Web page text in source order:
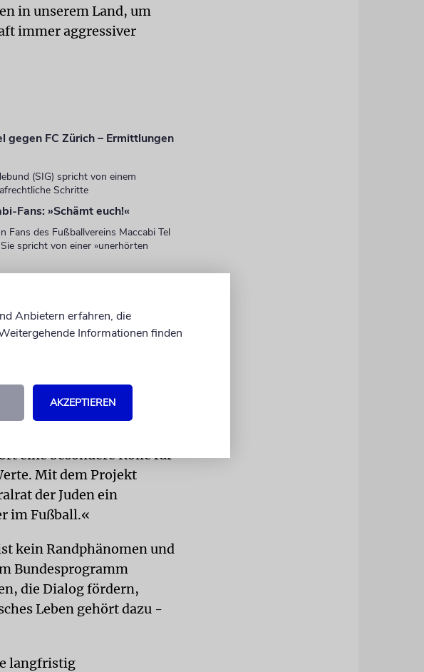
in unserem Land, um
immer aggressiver
gegen FC Zürich – Ermittlungen
(SIG) spricht von einem
Schritte
Fans: »Schämt euch!«
Fans des Fußballvereins Maccabi Tel
spricht von einer »unerhörten
Karin
und verbindet
eine besondere Rolle für
Mit dem Projekt
der Juden ein
im Fußball.«
kein Randphänomen und
Bundesprogramm
die Dialog fördern,
Leben gehört dazu -
langfristig
Anbietern erfahren, die
Informationen finden
AKZEPTIEREN